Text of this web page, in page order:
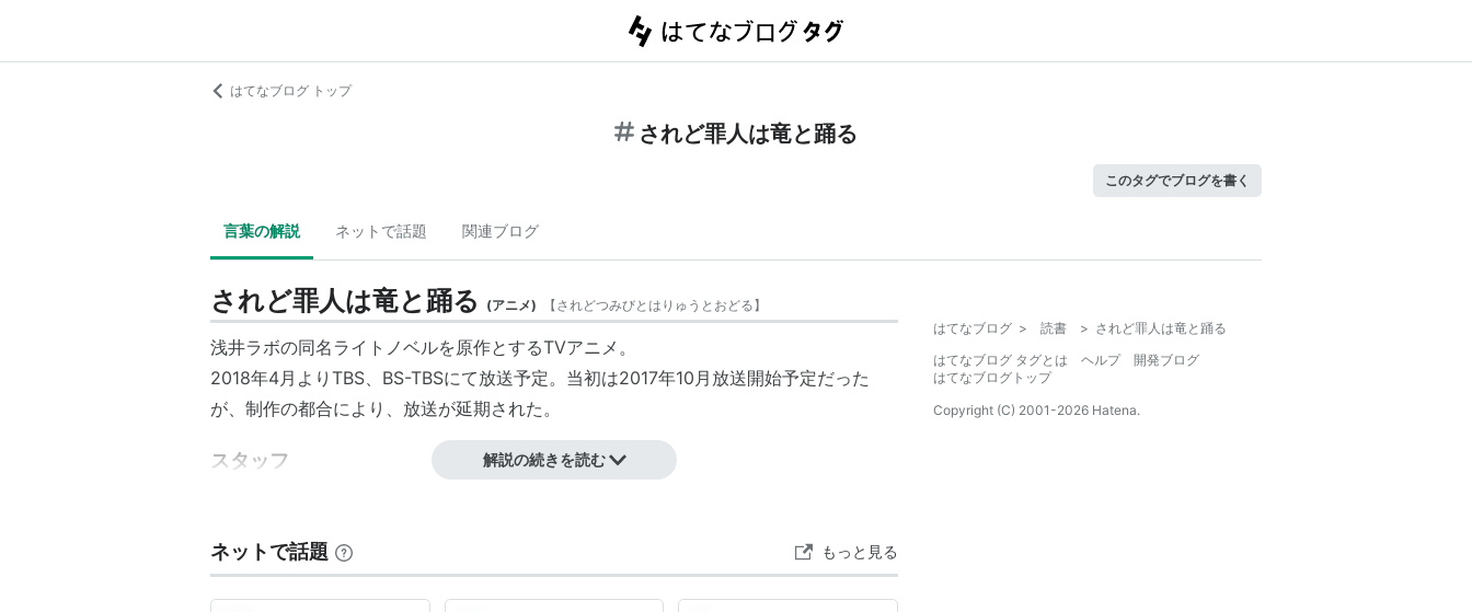
はてなブログ トップ
されど罪人は竜と踊る
このタグでブログを書く
言葉の解説 ネットで話題 関連ブログ
されど罪人は竜と踊る (アニメ) 【されどつみびとはりゅうとおどる】
浅井ラボの同名ライトノベルを原作とするTVアニメ。
2018年4月よりTBS、BS-TBSにて放送予定。当初は2017年10月放送開始予定だった
が、制作の都合により、放送が延期された。
スタッフ
キャラクター原案：宮城／ざいん
総監督：錦織博
監督：花井宏和
解説の続きを読む
ネットで話題 もっと見る
はてなブログ > 読書 > されど罪人は竜と踊る
はてなブログ タグとは
ヘルプ
開発ブログ
はてなブログトップ
Copyright (C) 2001-2026 Hatena.